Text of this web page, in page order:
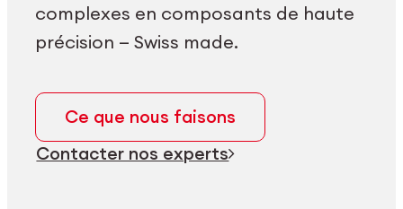
complexes en composants de haute
précision — Swiss made.
Ce que nous faisons
Contacter nos experts